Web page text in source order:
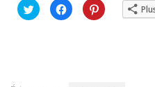
Cliquez
pour
partager
Cliquez
pour
partager
Cliquez
pour